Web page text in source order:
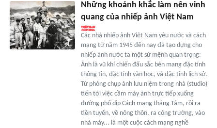
Những khoảnh khắc làm nên vinh
quang của nhiếp ảnh Việt Nam
Các nhà nhiếp ảnh Việt Nam yêu nước và cách
mạng từ năm 1945 đến nay đã tạo dựng cho
nhiếp ảnh nước ta một sứ mệnh quan trọng:
Ảnh là vũ khí chiến đấu sắc bén mang đặc tính
thông tin, đặc tính văn học, và đặc tính lịch sử.
Từ phòng chụp ảnh lưu niệm trong nhà (studio)
tiến tới việc cầm máy ảnh trực tiếp xuống
đường phố dịp Cách mạng tháng Tám, rồi ra
tiền tuyến, về nông thôn, ra công trường, vào
nhà máy... là một cuộc cách mạng nghề